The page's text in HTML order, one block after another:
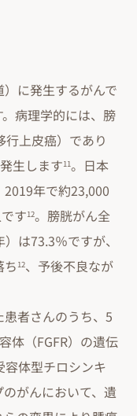
に発生するがんで
病理学的には、膀
上皮癌）であり
生します11。日本
年で約23,000
す12。膀胱がん全
は73.3％ですが、
ち 12、予後不良なが
者さんのうち、5
体（FGFR）の遺伝
容体型チロシンキ
がんにおいて、遺